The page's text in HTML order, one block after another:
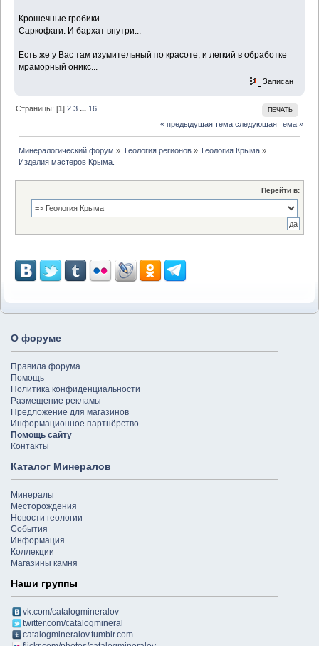
Крошечные гробики...
Саркофаги. И бархат внутри...
Есть же у Вас там изумительный по красоте, и легкий в обработке
мраморный оникс...
Записан
ПЕЧАТЬ
Страницы: [1]2 3 ...16
« предыдущая тема следующая тема »
Минералогический форум » Геология регионов» Геология Крыма»
Изделия мастеров Крыма.
Перейти в:
О форуме
Правила форума
Помощь
Политика конфиденциальности
Размещение рекламы
Предложение для магазинов
Информационное партнёрство
Помощь сайту
Контакты
Каталог Минералов
Минералы
Месторождения
Новости геологии
События
Информация
Коллекции
Магазины камня
Наши группы
vk.com/catalogmineralov
twitter.com/catalogmineral
catalogmineralov.tumblr.com